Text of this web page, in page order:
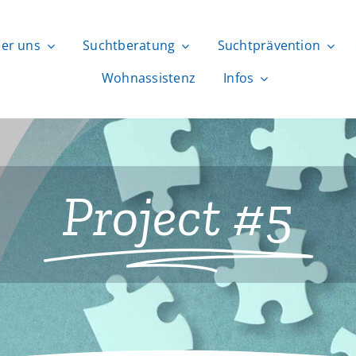
uns Suchtberatung Suchtprävention
Wohnassistenz
Infos
uns Suchtberatung Suchtprävention
Wohnassistenz
Infos
Project #5